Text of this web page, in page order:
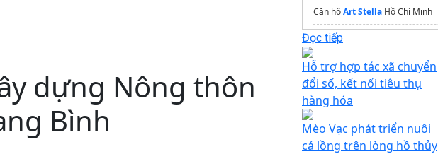
dựng Nông thôn
Bình
Căn hộArt Stella Hồ Chí Minh
Gỗ nhựa ngoài trời
Đọc tiếp
Hỗ trợ hợp tác xã chuyển
đổi số, kết nối tiêu thụ
hàng hóa
Mèo Vạc phát triển nuôi
cá lồng trên lòng hồ thủy